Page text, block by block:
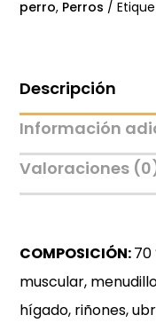
perro, Perros
Descripción
Información
Valoraciones
COMPOSICIÓN:70
muscular,
hígado, riñones,